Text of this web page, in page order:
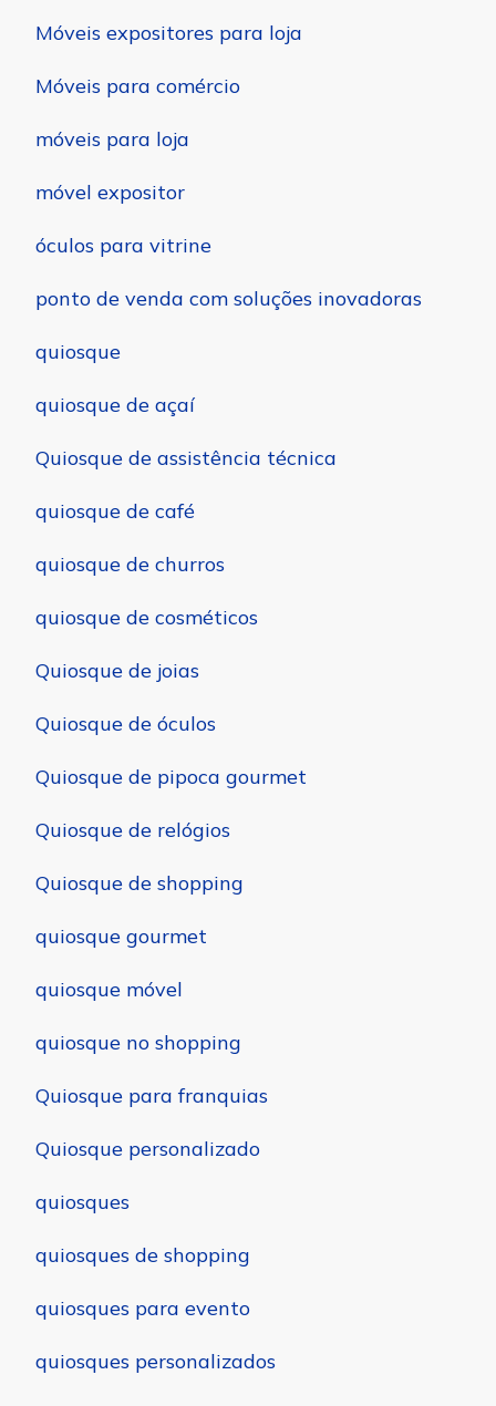
Móveis expositores para loja
Móveis para comércio
móveis para loja
móvel expositor
óculos para vitrine
ponto de venda com soluções inovadoras
quiosque
quiosque de açaí
Quiosque de assistência técnica
quiosque de café
quiosque de churros
quiosque de cosméticos
Quiosque de joias
Quiosque de óculos
Quiosque de pipoca gourmet
Quiosque de relógios
Quiosque de shopping
quiosque gourmet
quiosque móvel
quiosque no shopping
Quiosque para franquias
Quiosque personalizado
quiosques
quiosques de shopping
quiosques para evento
quiosques personalizados